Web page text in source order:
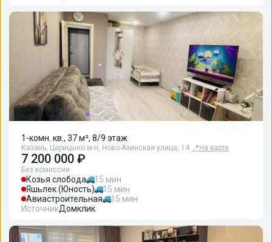
1-комн. кв., 37 м², 8/9 этаж
Казань, Царицыно м-н, Ново-Азинская улица, 14 📍 На карте
7 200 000 ₽
Без комиссии
Козья слобода
15 мин
Яшьлек (Юность)
15 мин
Авиастроительная
15 мин
ИсточникДомклик